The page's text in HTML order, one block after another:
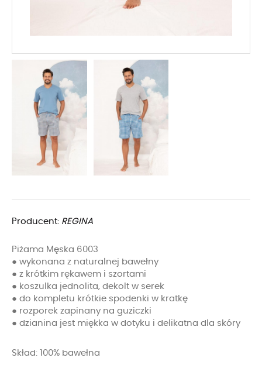
Producent: REGINA
Piżama Męska 6003
● wykonana z naturalnej bawełny
● z krótkim rękawem i szortami
● koszulka jednolita, dekolt w serek
● do kompletu krótkie spodenki w kratkę
● rozporek zapinany na guziczki
● dzianina jest miękka w dotyku i delikatna dla skóry
Skład: 100% bawełna